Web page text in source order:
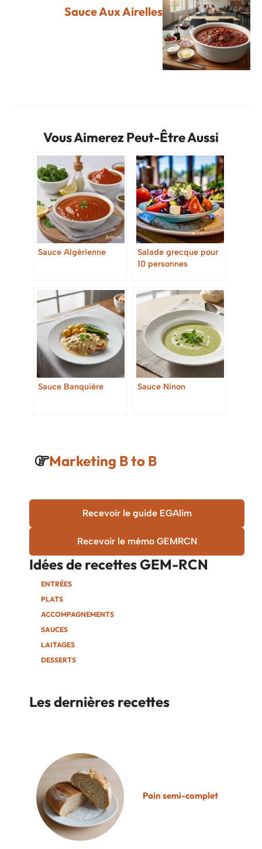
Sauce Aux Airelles
Vous Aimerez Peut-Être Aussi
Sauce Algérienne
Salade grecque pour
10 personnes
Sauce Banquière Sauce Ninon
Marketing B to B
Recevoir le guide EGAlim
Recevoir le mémo GEMRCN
Idées de recettesGEM-RCN
ENTRÉES
PLATS
ACCOMPAGNEMENTS
SAUCES
LAITAGES
DESSERTS
Les dernières recettes
Pain semi-complet